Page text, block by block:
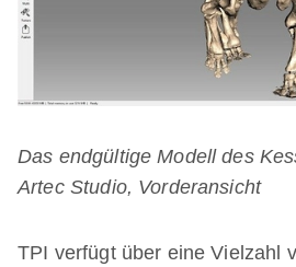
Das endgültige Modell des
Artec Studio, Vorderansicht
TPI verfügt über eine Vielzahl